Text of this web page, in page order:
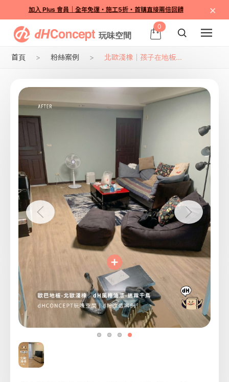
加入 Plus 會員｜全年免運・施工5折・首購直接兩倍回饋 ×
0
首頁 粉絲案例 北歐淺橡｜孩子在地板...